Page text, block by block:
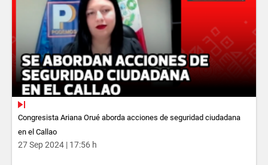
Congresista Ariana Orué aborda acciones de seguridad ciudadana
en el Callao
27 Sep 2024 | 17:56 h